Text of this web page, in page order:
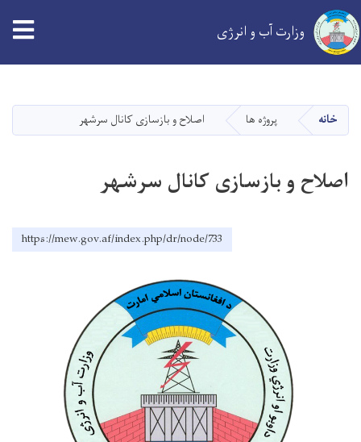
main
content
وزارت آب و انرژی
خانه پروژه ها اصلاح و بازسازی کانال سرشهر
اصلاح و بازسازی کانال سرشهر
https://mew.gov.af/index.php/dr/node/733